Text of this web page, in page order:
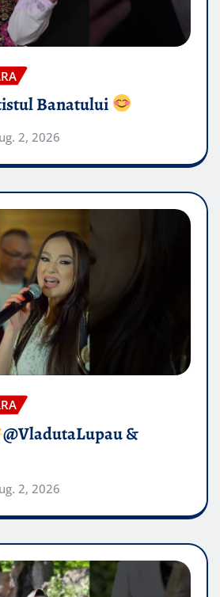
Banatului
2, 2026
@VladutaLupau &
2, 2026